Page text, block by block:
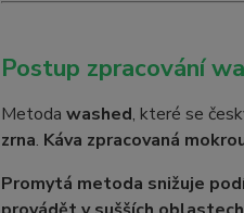
Postup zpracování
Metoda washed, které se
zrna. Káva zpracovaná
Promytá metoda snižuje